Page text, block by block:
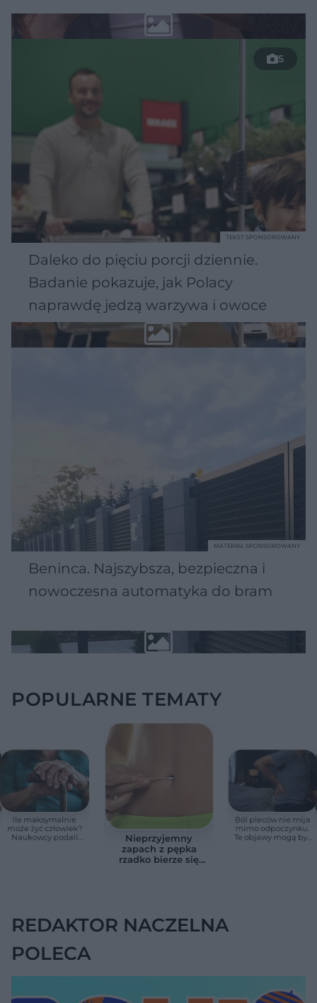
5
Daleko do pięciu porcji dziennie.
Badanie pokazuje, jak Polacy
naprawdę jedzą warzywa i owoce
TEKST SPONSOROWANY
Beninca. Najszybsza, bezpieczna i
nowoczesna automatyka do bram
MATERIAŁ SPONSOROWANY
POPULARNE TEMATY
Ile maksymalnie
może żyć człowiek?
Naukowcy podali
Nieprzyjemny
zapach z pępka
rzadko bierze się
Ból pleców nie mija
mimo odpoczynku.
Te objawy mogą być
REDAKTOR NACZELNA
POLECA